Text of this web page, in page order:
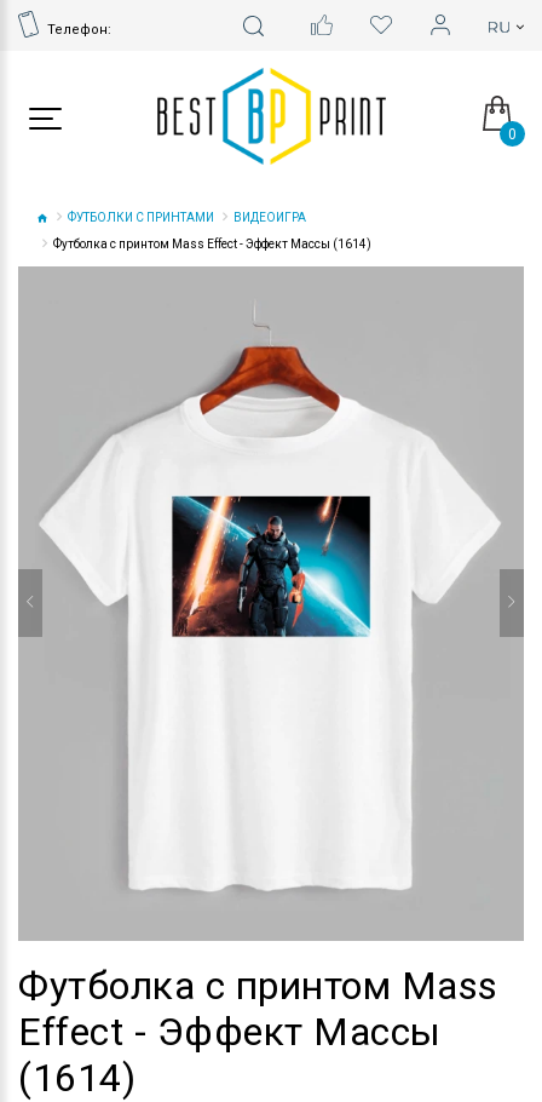
Телефон:
0
ФУТБОЛКИ С ПРИНТАМИ
ВИДЕОИГРА
Футболка с принтом Mass Effect - Эффект Массы (1614)
Футболка с принтом Mass
Effect - Эффект Массы
(1614)